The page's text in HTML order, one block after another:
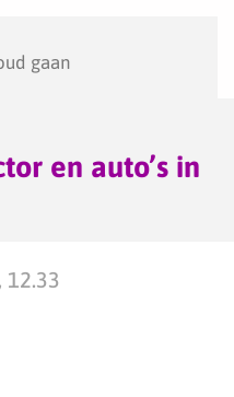
gaan
en auto’s in